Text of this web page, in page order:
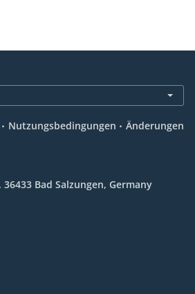
. Nutzungsbedingungen . Änderungen
Bad Salzungen, Germany